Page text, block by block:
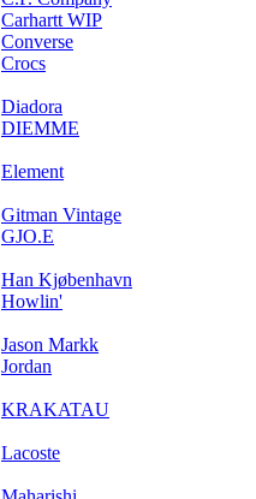
Carhartt WIP
Converse
Crocs
Diadora
DIEMME
Element
Gitman Vintage
GJO.E
Han Kjøbenhavn
Howlin'
Jason Markk
Jordan
KRAKATAU
Lacoste